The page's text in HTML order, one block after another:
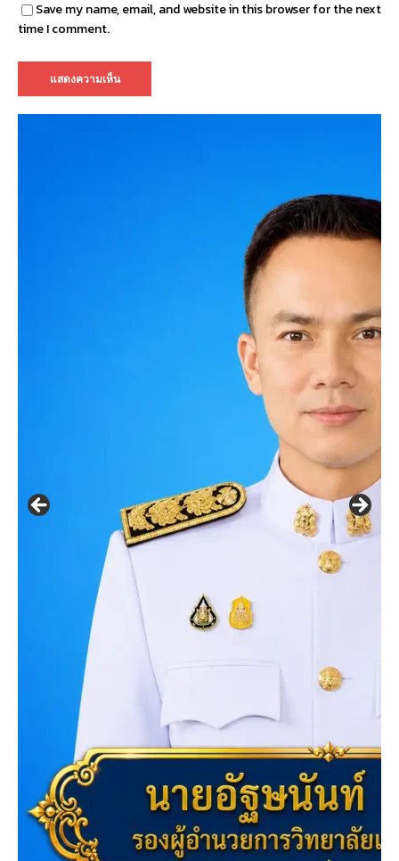
Save my name, email, and website in this browser for the next
time I comment.